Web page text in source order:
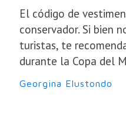
El código de
conservador. Si bien
turistas, te
durante la Copa del
Georgina Elustondo